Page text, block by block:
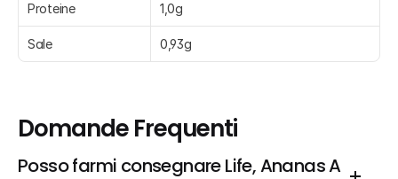
Proteine 1,0g
Sale 0,93g
Domande Frequenti
Posso farmi consegnare Life, Ananas A